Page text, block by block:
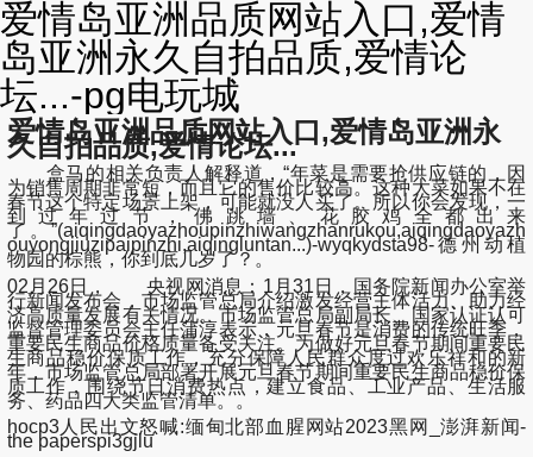
爱情岛亚洲品质网站入口,爱情
岛亚洲永久自拍品质,爱情论
坛...-pg电玩城
爱情岛亚洲品质网站入口,爱情岛亚洲永
久自拍品质,爱情论坛...
盒马的相关负责人解释道，“年菜是需要抢供应链的，因
为销售周期非常短，而且它的售价比较高。这种大菜如果不在
春节这个特定场景上架，可能就没人买了。所以你会发现，一
到过年过节，佛跳墙、花胶鸡全都出来
了。”(aiqingdaoyazhoupinzhiwangzhanrukou,aiqingdaoyazh
ouyongjiuzipaipinzhi,aiqingluntan...)-wyqkydsta98-德州动植
物园的棕熊，你到底几岁了？。
02月26日，央视网消息： 1月31日，国务院新闻办公室举
行新闻发布会，市场监管总局介绍激发经营主体活力、助力经
济高质量发展有关情况。 市场监管总局副局长、国家认证认可
监督管理委员会主任蒲淳表示，元旦春节是消费的传统旺季，
重要民生商品价格质量备受关注。为做好元旦春节期间重要民
生商品稳价保质工作，充分保障人民群众度过欢乐祥和的新
年，市场监管总局部署开展元旦春节期间重要民生商品稳价保
质工作，围绕节日消费热点，建立食品、工业产品、生活服
务、药品四大类监管清单。。
hocp3人民出文怒喊:缅甸北部血腥网站2023黑网_澎湃新闻-
the paperspi3gjlu